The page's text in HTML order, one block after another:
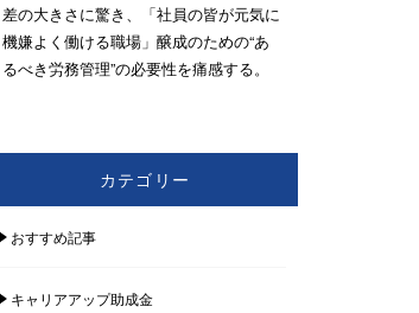
差の大きさに驚き、「社員の皆が元気に
機嫌よく働ける職場」醸成のための“あ
るべき労務管理”の必要性を痛感する。
カテゴリー
おすすめ記事
キャリアアップ助成金